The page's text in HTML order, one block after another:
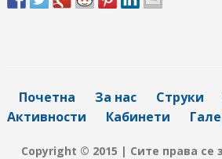
Почетна За нас Струки
Активности
Кабинети
Copyright © 2015 | Сите права